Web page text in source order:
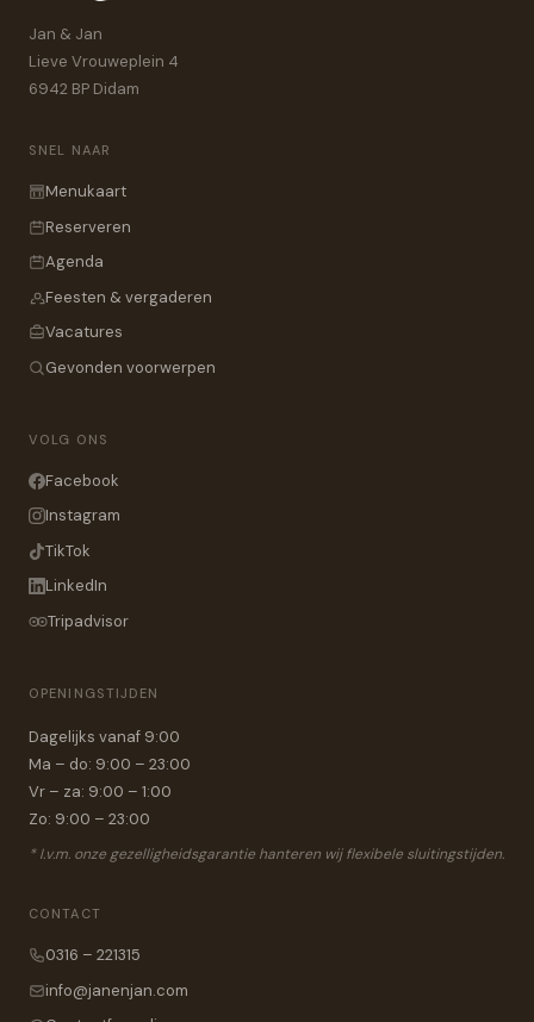
Jan & Jan
Lieve Vrouweplein 4
6942 BP Didam
SNEL NAAR
Menukaart
Reserveren
Agenda
Feesten & vergaderen
Vacatures
Gevonden voorwerpen
VOLG ONS
Facebook
Instagram
TikTok
LinkedIn
Tripadvisor
OPENINGSTIJDEN
Dagelijks vanaf 9:00
Ma – do: 9:00 – 23:00
Vr – za: 9:00 – 1:00
Zo: 9:00 – 23:00
* I.v.m. onze gezelligheidsgarantie hanteren wij flexibele sluitingstijden.
CONTACT
0316 – 221315
info@janenjan.com